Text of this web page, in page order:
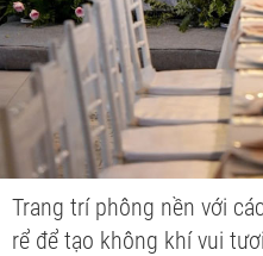
Trang trí phông nền với
rể để tạo không khí vui